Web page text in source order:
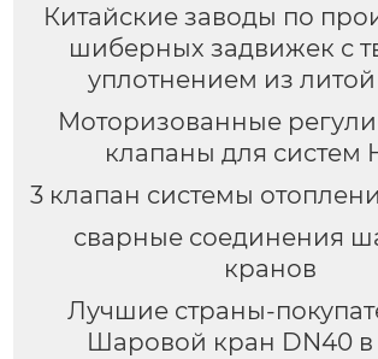
Китайские заводы по
шиберных задвижек с
уплотнением из литой
Моторизованные
клапаны для систем
3 клапан системы
сварные соединения
кранов
Лучшие страны-
Шаровой кран DN40 в